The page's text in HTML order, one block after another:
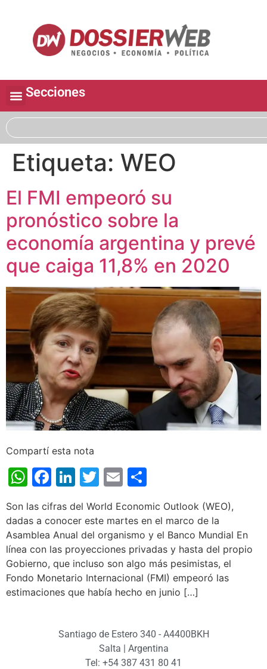
Secciones
Etiqueta: WEO
El FMI empeoró su
pronóstico sobre la
economía argentina y prevé
que caiga 11,8% en 2020
Compartí esta nota
WhatsApp
Facebook
LinkedIn
Twitter
Email
Son las cifras del World Economic Outlook (WEO),
dadas a conocer este martes en el marco de la
Asamblea Anual del organismo y el Banco Mundial En
línea con las proyecciones privadas y hasta del propio
Gobierno, que incluso son algo más pesimistas, el
Fondo Monetario Internacional (FMI) empeoró las
estimaciones que había hecho en junio […]
Santiago de Estero 340 - A4400BKH
Salta | Argentina
Tel: +54 387 431 80 41